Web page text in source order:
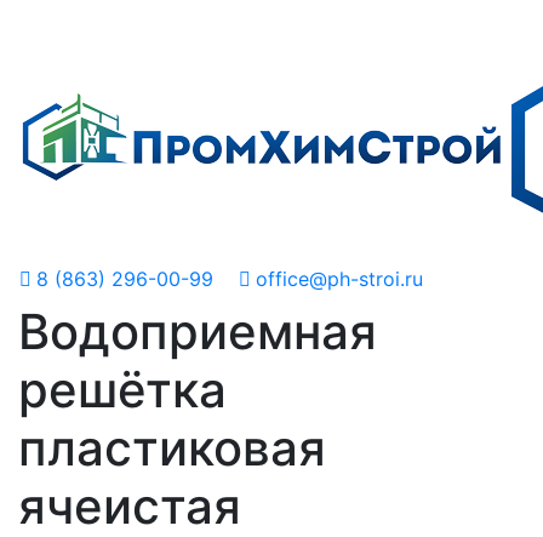
8 (863) 296-00-99 office@ph-stroi.ru
Водоприемная
решётка
пластиковая
ячеистая